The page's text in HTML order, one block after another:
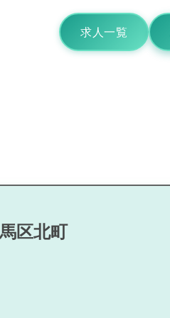
求人一覧
区北町